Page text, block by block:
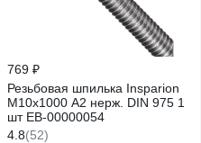
769 ₽
Резьбовая шпилька Insparion
М10x1000 А2 нерж. DIN 975 1
шт ЕВ-00000054
4.8(52)